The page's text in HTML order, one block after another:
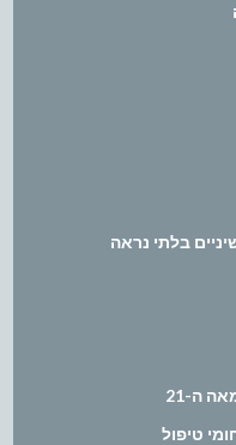
בלתי נראה
ה-21
טיפול